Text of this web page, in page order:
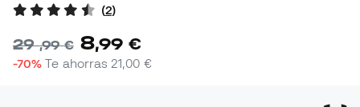
(2)
29,99 € 8,99 €
-70% Te ahorras 21,00 €